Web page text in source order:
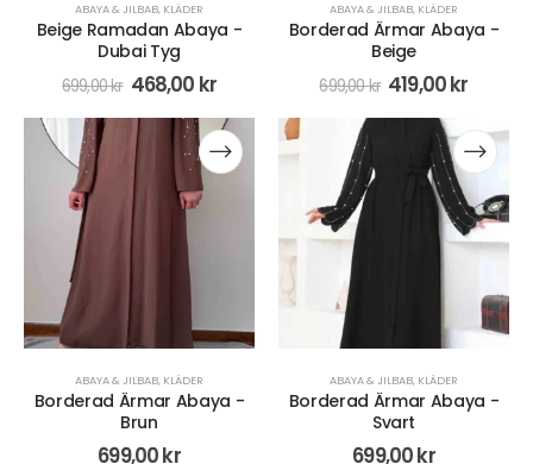
ABAYA & JILBAB, KLÄDER
Beige Ramadan Abaya -
Dubai Tyg
699,00kr 468,00 kr
ABAYA & JILBAB, KLÄDER
Borderad Ärmar Abaya -
Beige
699,00kr 419,00kr
ABAYA & JILBAB, KLÄDER
Borderad Ärmar Abaya -
Brun
699,00kr
ABAYA & JILBAB, KLÄDER
Borderad Ärmar Abaya -
Svart
699,00kr